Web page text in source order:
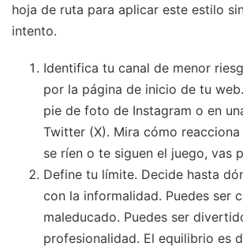
hoja de ruta para aplicar este estilo
intento.
Identifica tu canal de menor
por la página de inicio de tu
pie de foto de Instagram o en
Twitter (X). Mira cómo reacciona
se ríen o te siguen el juego, vas
Define tu límite. Decide hasta
con la informalidad. Puedes ser
maleducado. Puedes ser
profesionalidad. El equilibrio es